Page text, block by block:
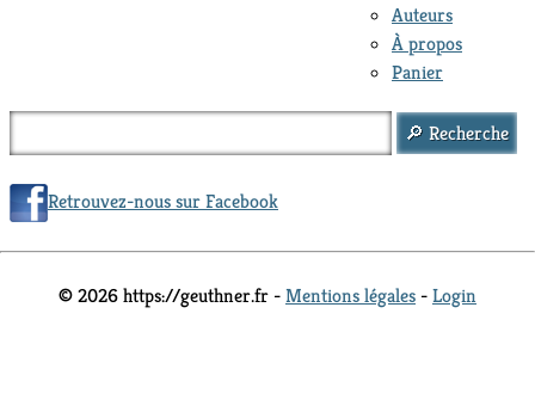
Auteurs
À propos
Panier
Retrouvez-nous sur Facebook
© 2026 https://geuthner.fr -Mentions légales -Login